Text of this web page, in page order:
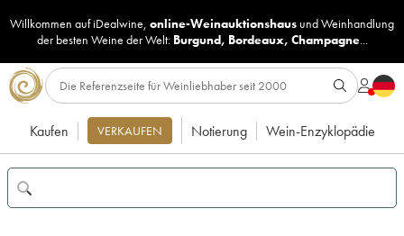
Willkommen auf iDealwine, online-Weinauktionshaus undWeinhandlung
der besten Weine der Welt: Burgund, Bordeaux, Champagne...
Kaufen VERKAUFEN Notierung Wein-Enzyklopädie